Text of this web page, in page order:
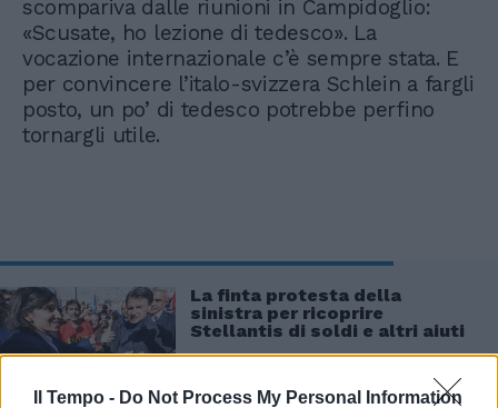
Il Tempo - Do Not Process My Personal Information
scompariva dalle riunioni in Campidoglio:
«Scusate, ho lezione di tedesco». La
vocazione internazionale c’è sempre stata. E
per convincere l’italo-svizzera Schlein a fargli
posto, un po’ di tedesco potrebbe perfino
tornargli utile.
La finta protesta della
sinistra per ricoprire
Stellantis di soldi e altri aiuti